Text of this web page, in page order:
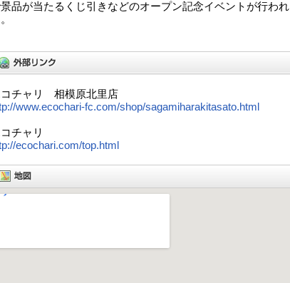
品が当たるくじ引きなどのオープン記念イベントが行われ
コチャリ 相模原北里店
www.ecochari-fc.com/shop/sagamiharakitasato.html
チャリ
ecochari.com/top.html